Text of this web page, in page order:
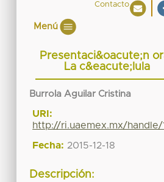
Contacto
Menú
Presentaci&oacute;n
La c&eacute;lula
Burrola Aguilar Cristina
URI:
http://ri.uaemex.mx/handle/
Fecha: 2015-12-18
Descripción: